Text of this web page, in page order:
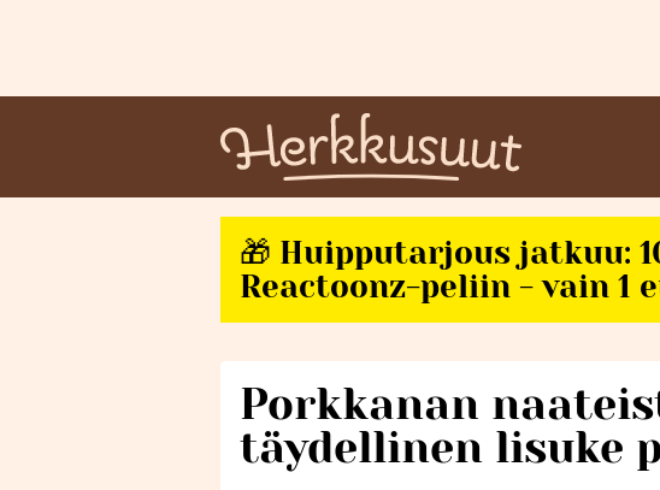
🎁 Huipputarjous jatkuu:
Reactoonz-peliin - vain 1
Porkkanan
täydellinen lisuke